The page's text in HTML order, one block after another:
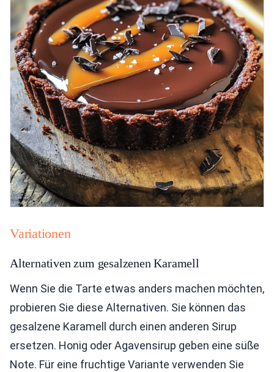
Variationen
Alternativen zum gesalzenen Karamell
Wenn Sie die Tarte etwas anders machen möchten,
probieren Sie diese Alternativen. Sie können das
gesalzene Karamell durch einen anderen Sirup
ersetzen. Honig oder Agavensirup geben eine süße
Note. Für eine fruchtige Variante verwenden Sie